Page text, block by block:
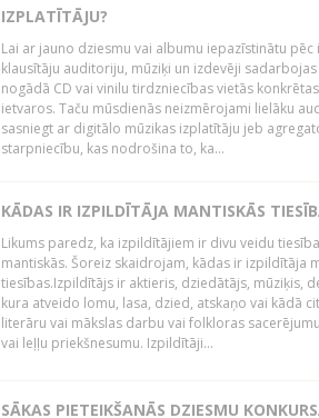
IZPLATĪTĀJU?
Lai ar jauno dziesmu vai albumu iepazīstinātu pēc
klausītāju auditoriju, mūziķi un izdevēji
nogādā CD vai vinilu tirdzniecības vietās
ietvaros. Taču mūsdienās neizmērojami lielāku
sasniegt ar digitālo mūzikas izplatītāju jeb
starpniecību, kas nodrošina to, ka...
KĀDAS IR IZPILDĪTĀJA MANTISKĀS
Likums paredz, ka izpildītājiem ir divu veidu
mantiskās. Šoreiz skaidrojam, kādas ir izpildītāja
tiesības.Izpildītājs ir aktieris, dziedātājs, mūziķis,
kura atveido lomu, lasa, dzied, atskaņo vai kādā
literāru vai mākslas darbu vai folkloras
vai leļļu priekšnesumu. Izpildītāji...
SĀKAS PIETEIKŠANĀS DZIESMU